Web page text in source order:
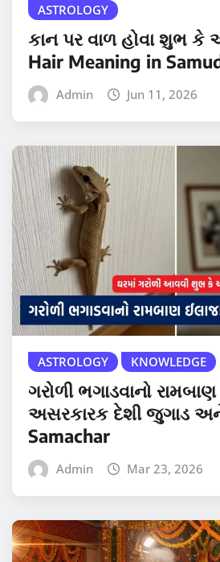
ASTROLOGY
કાન પર વાળ હોવા શુભ
Hair Meaning in
Admin Jun 11, 2026
ASTROLOGY KNOWLEDGE
ગરોળી ભગાડવાનો
અસરકારક દેશી જુગાડ અને
Samachar
Admin Mar 23, 2026